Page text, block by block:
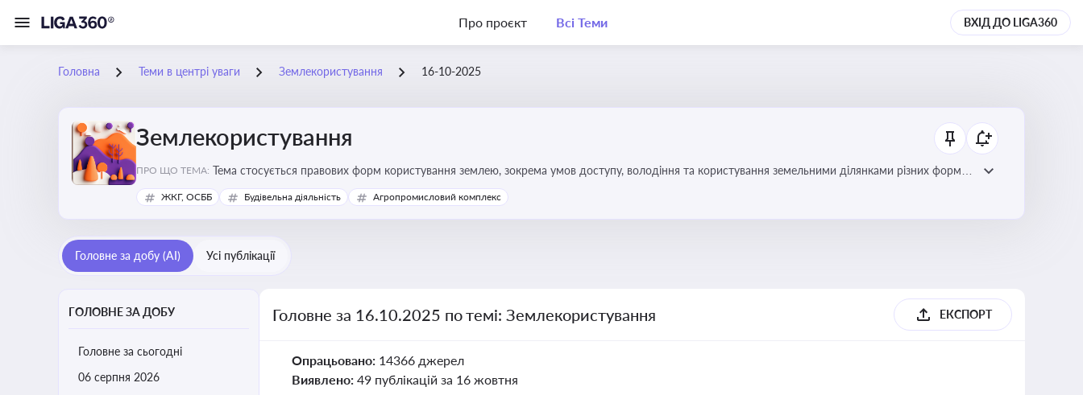
Про проєкт Всі Теми ВХІД ДО LIGA360
Головна Теми в центрі уваги Землекористування 16-10-2025
Землекористування
ПРО ЩО ТЕМА: Тема стосується правових форм користування землею, зокрема умов доступу, володіння та користування земельними ділянками різних форм
власності
ЖКГ, ОСББ Будівельна діяльність Агропромисловий комплекс
Головне за добу (AI) Усі публікації
ГОЛОВНЕ ЗА ДОБУ
Головне за сьогодні
06 серпня 2026
Головне за 16.10.2025 по темі: Землекористування ЕКСПОРТ
Опрацьовано: 14366 джерел
Виявлено: 49 публікацій за 16 жовтня